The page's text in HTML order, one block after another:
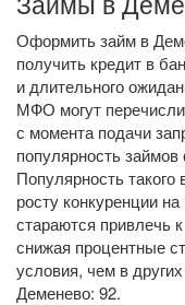
Оформить займ в
получить кредит в
и длительного
МФО могут
с момента подачи
популярность
Популярность такого
росту конкуренции
стараются привлечь
снижая процентные
условия, чем в
Деменево: 92.